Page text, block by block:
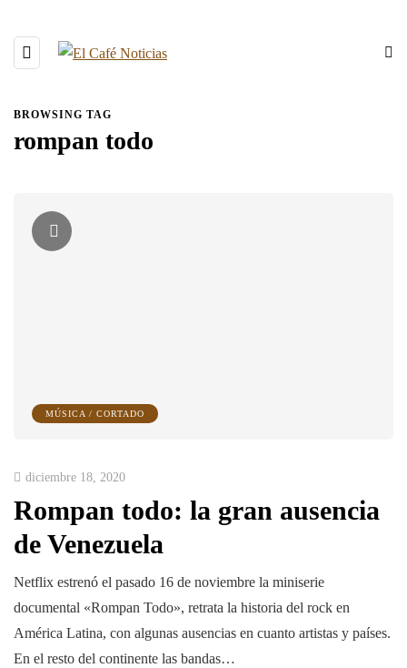
BROWSING TAG
rompan todo
MÚSICA / CORTADO
diciembre 18, 2020
Rompan todo: la gran ausencia
de Venezuela
Netflix estrenó el pasado 16 de noviembre la miniserie
documental «Rompan Todo», retrata la historia del rock en
América Latina, con algunas ausencias en cuanto artistas y países.
En el resto del continente las bandas…